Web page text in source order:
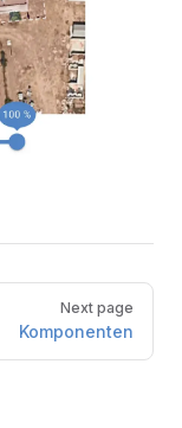
Next page
Komponenten